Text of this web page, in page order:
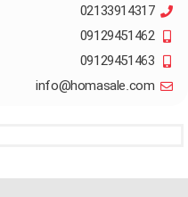
02133914317
09129451462
09129451463
info@homasale.com